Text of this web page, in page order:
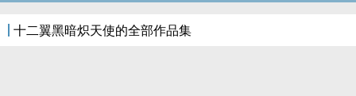
十二翼黑暗炽天使的全部作品集